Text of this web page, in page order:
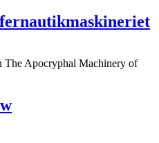
The Apocryphal Machinery of